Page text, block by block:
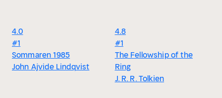
4.0
#1
Sommaren 1985
John Ajvide Lindqvist
4.8
#1
The Fellowship of the
Ring
J. R. R. Tolkien